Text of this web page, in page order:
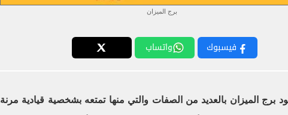
برج الميزان
فيسبوك واتساب
برج الميزان بالعديد من الصفات والتي منها تمتعه بشخصية قيادية مرنة